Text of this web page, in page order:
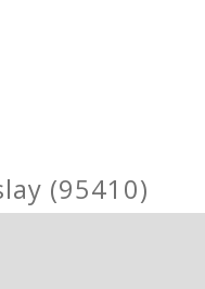
(95410)